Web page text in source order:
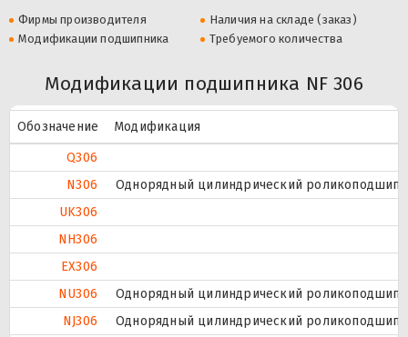
Фирмы производителя
Наличия на складе (заказ)
Модификации подшипника
Требуемого количества
Модификации подшипника NF 306
Обозначение
Модификация
Q306
N306
Однорядный цилиндрический
UK306
NH306
EX306
NU306
Однорядный цилиндрический
NJ306
Однорядный цилиндрический